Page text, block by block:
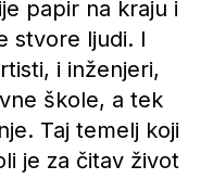
papir na kraju i
stvore ljudi. I
i inženjeri,
škole, a tek
Taj temelj koji
je za čitav život